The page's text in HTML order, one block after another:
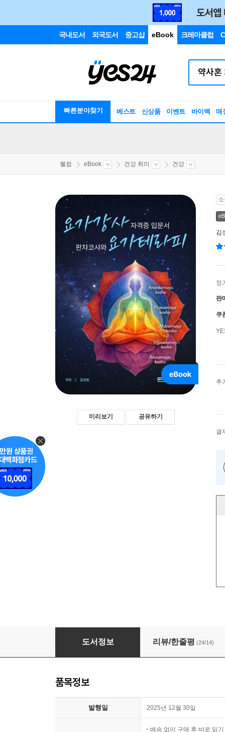
국내도서 외국도서 중고샵 eBook 크레마클럽
빠른분야찾기 베스트 신상품 이벤트 바이백 매
웰컴 eBook 건강 취미 건강
미리보기 공유하기
김
정
판
쿠
추
결
요가강사자격증 입문서, 판차코샤와 요가테라피
도서정보 리뷰/한줄평 (24/14)
품목정보
발행일 2025년 12월 30일
배송 없이 구매 후 바로 읽기